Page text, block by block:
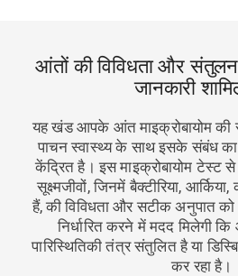
आंतों की विविधता और
जानकारी
यह खंड आपके आंत माइक्रोबायोम की
पाचन स्वास्थ्य के साथ इसके संबंध
केंद्रित है। इस माइक्रोबायोम
सूक्ष्मजीवों, जिनमें बैक्टीरिया,
हैं, की विविधता और सटीक अनुपात
निर्धारित करने में मदद मिलेगी
पारिस्थितिकी तंत्र संतुलित है या
कर रहा है।